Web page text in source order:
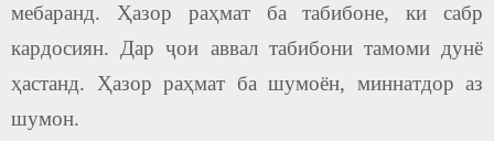
мебаранд. Ҳазор раҳмат ба табибоне, ки сабр
кардосиян. Дар ҷои аввал табибони тамоми дунё
ҳастанд. Ҳазор раҳмат ба шумоён, миннатдор аз
шумон.